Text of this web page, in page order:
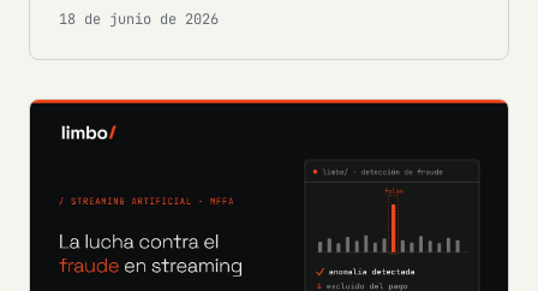
18 de junio de 2026